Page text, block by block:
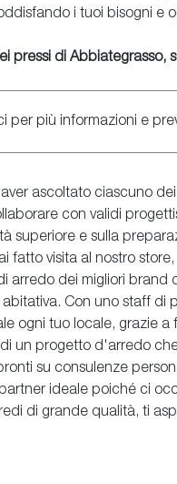
i tuoi bisogni e
pressi di Abbiategrasso,
per più informazioni e
ascoltato ciascuno
con validi
superiore e sulla
fatto visita al nostro
arredo dei migliori brand
Con uno staff
ogni tuo locale, grazie
un progetto d'arredo
su consulenze
ideale poiché ci
di grande qualità, ti